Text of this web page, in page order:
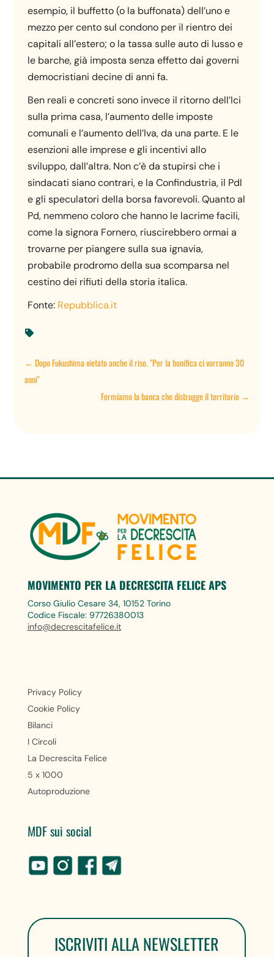
esempio, il buffetto (o la buffonata) dell’uno e
mezzo per cento sul condono per il rientro dei
capitali all’estero; o la tassa sulle auto di lusso e
le barche, già imposta senza effetto dai governi
democristiani decine di anni fa.
Ben reali e concreti sono invece il ritorno dell’Ici
sulla prima casa, l’aumento delle imposte
comunali e l’aumento dell’Iva, da una parte. E le
esenzioni alle imprese e gli incentivi allo
sviluppo, dall’altra. Non c’è da stupirsi che i
sindacati siano contrari, e la Confindustria, il Pdl
e gli speculatori della borsa favorevoli. Quanto al
Pd, nemmeno coloro che hanno le lacrime facili,
come la signora Fornero, riuscirebbero ormai a
trovarne per piangere sulla sua ignavia,
probabile prodromo della sua scomparsa nel
cestino dei rifiuti della storia italica.
Fonte: Repubblica.it

←Dopo Fukushima vietato anche il riso. "Per la bonifica ci vorranno 30
anni"
Fermiamo la banca che distrugge il territorio→
MOVIMENTO PER LA DECRESCITA FELICE APS
Corso Giulio Cesare 34, 10152 Torino
Codice Fiscale: 97726380013
info@decrescitafelice.it
Privacy Policy
Cookie Policy
Bilanci
I Circoli
La Decrescita Felice
5 x 1000
Autoproduzione
MDF sui social
ISCRIVITI ALLA NEWSLETTER